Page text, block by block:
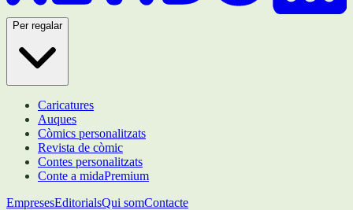
Per regalar
Caricatures
Auques
Còmics personalitzats
Revista de còmic
Contes personalitzats
Conte a midaPremium
EmpresesEditorialsQui somContacte